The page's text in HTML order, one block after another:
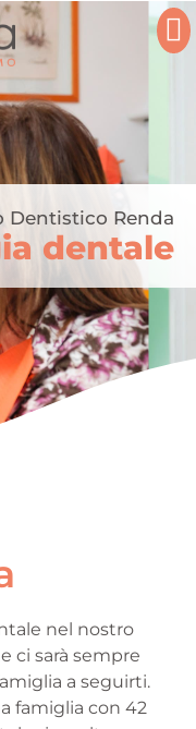
Dentistico Renda
dentale
nel nostro
ci sarà sempre
a seguirti.
famiglia con 42